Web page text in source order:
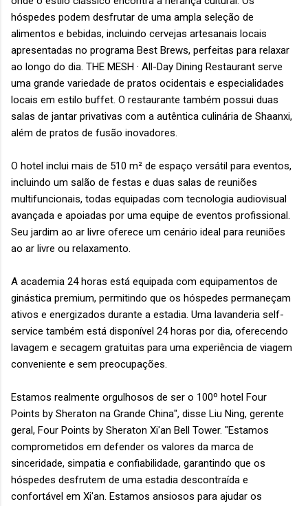
hóspedes podem desfrutar de uma ampla seleção de
alimentos e bebidas, incluindo cervejas artesanais locais
apresentadas no programa Best Brews, perfeitas para relaxar
ao longo do dia. THE MESH · All-Day Dining Restaurant serve
uma grande variedade de pratos ocidentais e especialidades
locais em estilo buffet. O restaurante também possui duas
salas de jantar privativas com a autêntica culinária de Shaanxi,
além de pratos de fusão inovadores.
O hotel inclui mais de 510 m² de espaço versátil para eventos,
incluindo um salão de festas e duas salas de reuniões
multifuncionais, todas equipadas com tecnologia audiovisual
avançada e apoiadas por uma equipe de eventos profissional.
Seu jardim ao ar livre oferece um cenário ideal para reuniões
ao ar livre ou relaxamento.
A academia 24 horas está equipada com equipamentos de
ginástica premium, permitindo que os hóspedes permaneçam
ativos e energizados durante a estadia. Uma lavanderia self-
service também está disponível 24 horas por dia, oferecendo
lavagem e secagem gratuitas para uma experiência de viagem
conveniente e sem preocupações.
Estamos realmente orgulhosos de ser o 100º hotel Four
Points by Sheraton na Grande China", disse Liu Ning, gerente
geral, Four Points by Sheraton Xi'an Bell Tower. "Estamos
comprometidos em defender os valores da marca de
sinceridade, simpatia e confiabilidade, garantindo que os
hóspedes desfrutem de uma estadia descontraída e
confortável em Xi'an. Estamos ansiosos para ajudar os